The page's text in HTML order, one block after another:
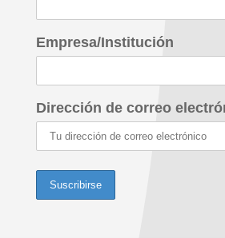
Empresa/Institución
Dirección de correo